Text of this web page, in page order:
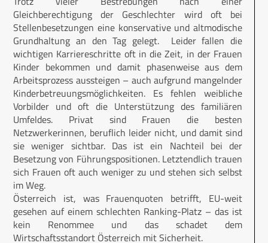
Gleichberechtigung der Geschlechter wird oft bei
Stellenbesetzungen eine konservative und altmodische
Grundhaltung an den Tag gelegt. Leider fallen die
wichtigen Karriereschritte oft in die Zeit, in der Frauen
Kinder bekommen und damit phasenweise aus dem
Arbeitsprozess aussteigen – auch aufgrund mangelnder
Kinderbetreuungsmöglichkeiten. Es fehlen weibliche
Vorbilder und oft die Unterstützung des familiären
Umfeldes. Privat sind Frauen die besten
Netzwerkerinnen, beruflich leider nicht, und damit sind
sie weniger sichtbar. Das ist ein Nachteil bei der
Besetzung von Führungspositionen. Letztendlich trauen
sich Frauen oft auch weniger zu und stehen sich selbst
im Weg.
Österreich ist, was Frauenquoten betrifft, EU-weit
gesehen auf einem schlechten Ranking-Platz – das ist
kein Renommee und das schadet dem
Wirtschaftsstandort Österreich mit Sicherheit.